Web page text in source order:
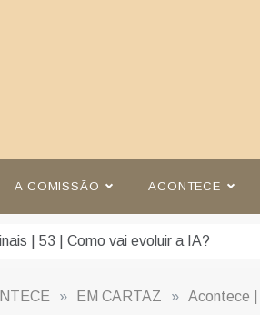
A COMISSÃO ACONTECE
| 53 | Como vai evoluir a IA?
» EM CARTAZ » Acontece |